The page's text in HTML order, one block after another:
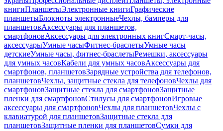
книгиПланшетыЭлектронные книгиГрафические
планшетыБлокноты электронныеЧехлы, бамперы для
планшетовАксессуары для планшетов,
смартфоновАксессуары для электронных книгСмарт-часы,
аксессуарыУмные часыФитнес-браслетыУмные часы
детскиеУмные часы, фитнес-браслетыРемешки, аксессуары
для умных часовКабели для умных часовАксессуары для
смартфонов, планшетовЗарядные устройства для телефонов,
планшетовЧехлы, защитные стекла для телефоновЧехлы для
смартфоновЗащитные стекла для смартфоновЗащитные
пленки для смартфоновСтилусы для смартфоновИгровые
аксессуары для смартфоновЧехлы для планшетовЧехлы с
клавиатурой для планшетовЗащитные стекла для
планшетовЗащитные пленки для планшетовСумки для